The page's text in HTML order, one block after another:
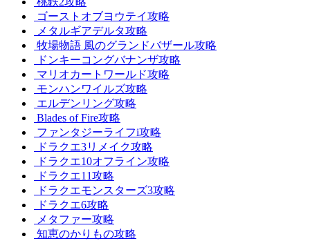
ゴーストオブヨウテイ攻略
メタルギアデルタ攻略
牧場物語 風のグランドバザール攻略
ドンキーコングバナンザ攻略
マリオカートワールド攻略
モンハンワイルズ攻略
エルデンリング攻略
Blades of Fire攻略
ファンタジーライフi攻略
ドラクエ3リメイク攻略
ドラクエ10オフライン攻略
ドラクエ11攻略
ドラクエモンスターズ3攻略
ドラクエ6攻略
メタファー攻略
知恵のかりもの攻略